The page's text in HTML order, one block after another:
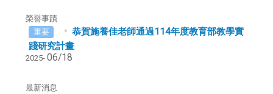
榮譽事蹟
重要
恭賀施養佳老師通過114年度教育部教學實
踐研究計畫
2025- 06/18
最新消息